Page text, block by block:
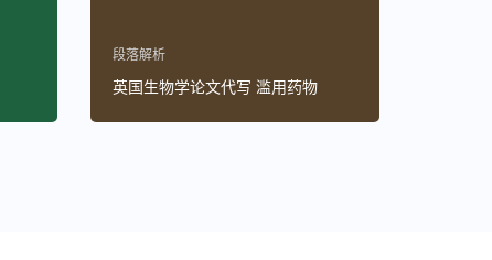
段落解析
英国生物学论文代写 滥用药物